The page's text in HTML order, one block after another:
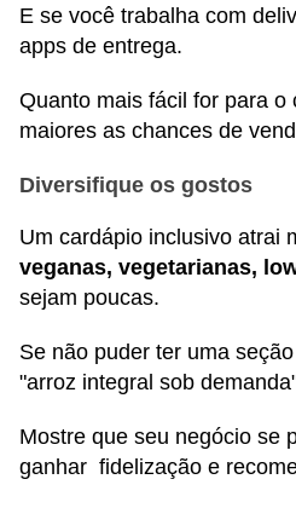
E se você trabalha com
apps de entrega.
Quanto mais fácil for para
maiores as chances de
Diversifique os gostos
Um cardápio inclusivo atrai
veganas, vegetarianas,
sejam poucas.
Se não puder ter uma
"arroz integral sob
Mostre que seu negócio se
ganhar fidelização e